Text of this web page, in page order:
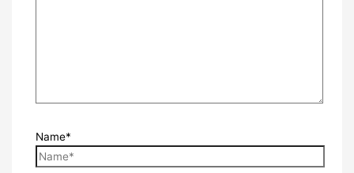
Name*